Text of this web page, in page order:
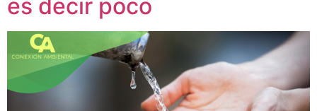
es decir poco